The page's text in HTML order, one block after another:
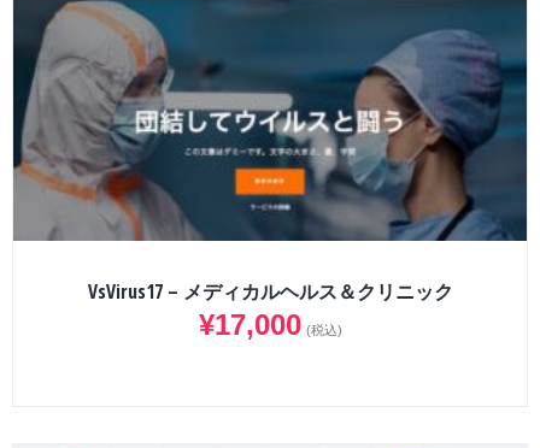
VsVirus17 – メディカルヘルス＆クリニック
¥17,000 (税込)